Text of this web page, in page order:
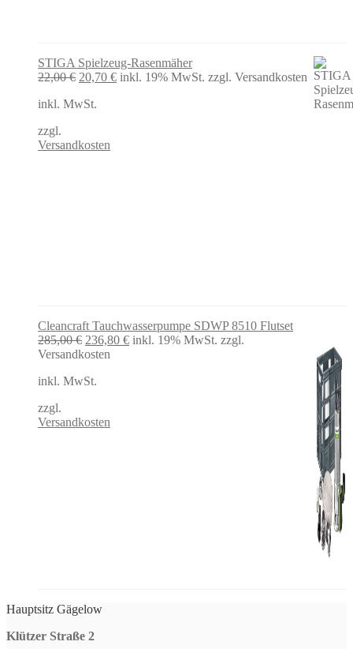
STIGA Spielzeug-Rasenmäher
22,00€ Ursprünglicher
war:
20,70 €Aktueller
inkl. 19% MwSt. zzgl. Versandkosten
inkl. MwSt.
zzgl.
Versandkosten
Cleancraft Tauchwasserpumpe SDWP 8510 Flutset
285,00€ Ursprünglicher
Preis
285,00 €
236,80 €Aktueller
inkl. 19% MwSt. zzgl.
Versandkosten
inkl. MwSt.
zzgl.
Versandkosten
Hauptsitz Gägelow
Klützer Straße 2